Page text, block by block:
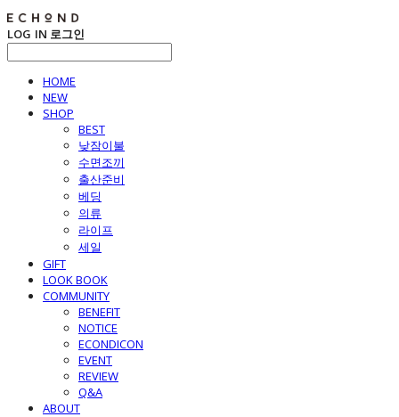
LOG IN 로그인
HOME
NEW
SHOP
BEST
낮잠이불
수면조끼
출산준비
베딩
의류
라이프
세일
GIFT
LOOK BOOK
COMMUNITY
BENEFIT
NOTICE
ECONDICON
EVENT
REVIEW
Q&A
ABOUT